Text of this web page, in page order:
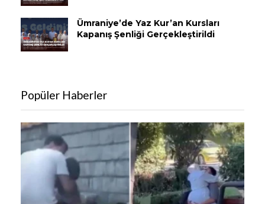
Ümraniye’de Yaz Kur’an Kursları
Kapanış Şenliği Gerçekleştirildi
Popüler Haberler